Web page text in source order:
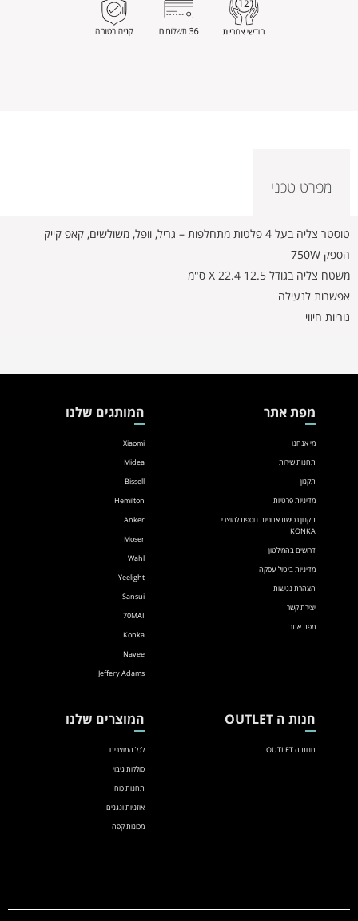
מפרט טכני
טוסטר צליה בעל 4 פלטות מתחלפות – גריל, וופל, משולשים, קאפ קייק
הספק 750W
משטח צליה בגודל 12.5 X 22.4 ס"מ
אפשרות לנעילה
נוריות חיווי
מפת אתר
מי אנחנו
תחנות שירות
תקנון
מדיניות פרטיות
תקנון רכישת אחריות נוספת למוצרי
KONKA
דרושים בהמילטון
מדיניות ביטול עסקה
הצהרת נגישות
יצירת קשר
מפת אתר
המותגים שלנו
Xiaomi
Midea
Bissell
Hemilton
Anker
Moser
Wahl
Yeelight
Sansui
70MAI
Konka
Navee
Jeffery Adams
חנות ה OUTLET
חנות ה OUTLET
המוצרים שלנו
לכל המוצרים
סוללות גיבוי
תחנות כוח
אוזניות ונגנים
מכונות קפה